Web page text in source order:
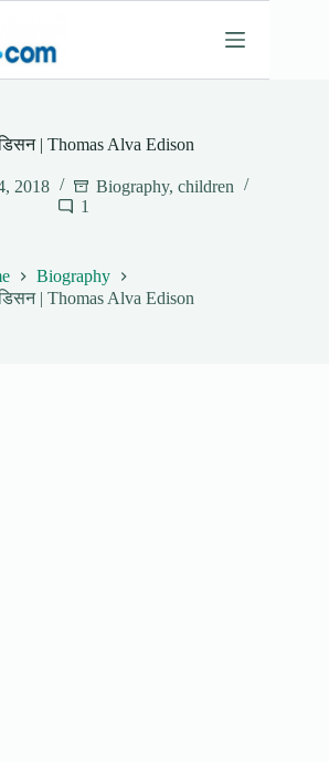
| Thomas Alva Edison
2018 Biography,children
1
Biography
| Thomas Alva Edison